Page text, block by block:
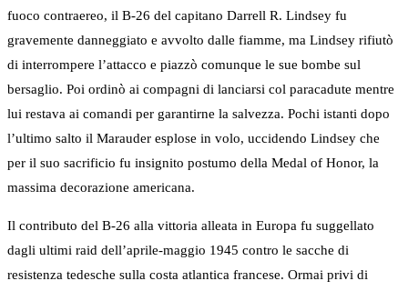
fuoco contraereo, il B-26 del capitano Darrell R. Lindsey fu
gravemente danneggiato e avvolto dalle fiamme, ma Lindsey rifiutò
di interrompere l’attacco e piazzò comunque le sue bombe sul
bersaglio. Poi ordinò ai compagni di lanciarsi col paracadute mentre
lui restava ai comandi per garantirne la salvezza. Pochi istanti dopo
l’ultimo salto il Marauder esplose in volo, uccidendo Lindsey che
per il suo sacrificio fu insignito postumo della Medal of Honor, la
massima decorazione americana.
Il contributo del B-26 alla vittoria alleata in Europa fu suggellato
dagli ultimi raid dell’aprile-maggio 1945 contro le sacche di
resistenza tedesche sulla costa atlantica francese. Ormai privi di